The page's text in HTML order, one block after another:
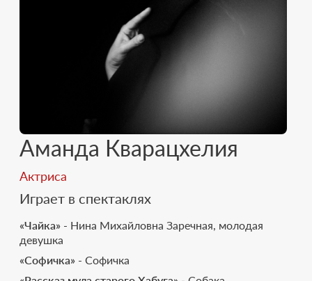
Аманда Кварацхелия
Актриса
Играет в спектаклях
«Чайка» - Нина Михайловна Заречная, молодая
девушка
«Софичка» - Софичка